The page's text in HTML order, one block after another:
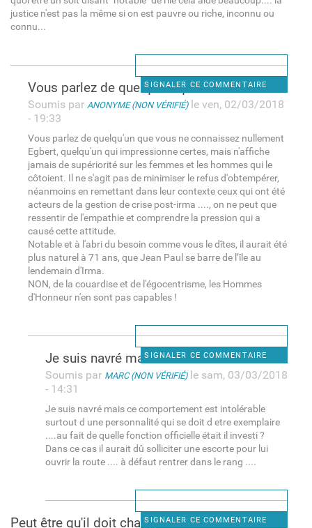
justice n'est pas la même si on est pauvre ou riche, inconnu ou
connu...
SIGNALER CE COMMENTAIRE
Vous parlez de quelqu'un que
Soumis par ANONYME (NON VÉRIFIÉ)le ven, 02/03/2018
- 19:33
Vous parlez de quelqu'un que vous ne connaissez nullement
Egbert, quelqu'un qui impressionne certes, mais n'affiche
jamais de supériorité sur les femmes et les hommes qui le
côtoient. Il ne s'agit pas de minimiser le refus d'obtempérer,
néanmoins en remettant dans leur contexte ceux qui ont été
acteurs de la gestion de crise post-irma ...., on ne peut que
ressentir de l'empathie et comprendre la pression qui a
causé cette attitude.
Notable et à l'abri du besoin comme vous le dîtes, il aurait été
plus naturel à 71 ans, que Jean Paul se barre de l’île au
lendemain d'Irma.
NON, de la couardise et de l'égocentrisme, les Hommes
d'Honneur n'en sont pas capables !
SIGNALER CE COMMENTAIRE
Je suis navré mais ce
Soumis par MARC (NON VÉRIFIÉ)le sam, 03/03/2018
- 14:31
Je suis navré mais ce comportement est intolérable
surtout d une personnalité qui se doit d etre exemplaire
....au fait de quelle fonction officielle était il investi ?
Dans ce cas il aurait dû solliciter une escorte pour lui
ouvrir la route .... à défaut rentrer dans le rang ....
SIGNALER CE COMMENTAIRE
Peut être qu'il doit changer